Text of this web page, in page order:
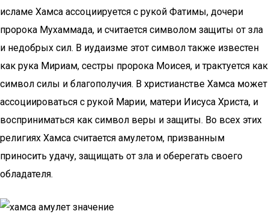
исламе Хамса ассоциируется с рукой Фатимы, дочери
пророка Мухаммада, и считается символом защиты от зла
и недобрых сил. В иудаизме этот символ также известен
как рука Мириам, сестры пророка Моисея, и трактуется как
символ силы и благополучия. В христианстве Хамса может
ассоциироваться с рукой Марии, матери Иисуса Христа, и
восприниматься как символ веры и защиты. Во всех этих
религиях Хамса считается амулетом, призванным
приносить удачу, защищать от зла и оберегать своего
обладателя.